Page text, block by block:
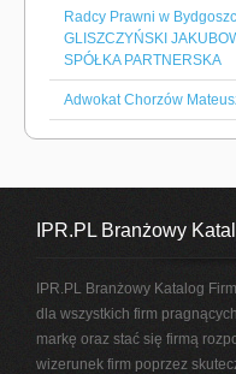
Radcy Prawni w
GLISZCZYŃSKI
SPÓŁKA PARTNERSKA
Adwokat Chorzów
IPR.PL Branżowy
IPR.PL Branżowy Katalog
dla wszystkich firm
markę oraz stać się firmą
wizerunek firm poprzez